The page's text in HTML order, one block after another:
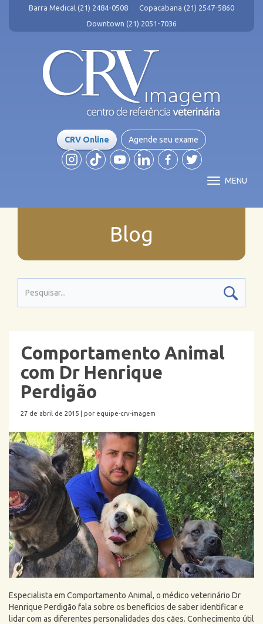
Barra Medical (21) 2484-0508
Copacabana (21) 2547-5860
Downtown (21) 2051-7036
CRV Online Agende seu exame
MENU
Blog
Comportamento Animal
com Dr Henrique
Perdigão
27 de abril de 2015 | por equipe-crv-imagem
Especialista em Comportamento Animal, o médico veterinário Dr
Henrique Perdigão fala sobre os benefícios de saber identificar e
lidar com as diferentes personalidades dos cães. Conhecimento útil